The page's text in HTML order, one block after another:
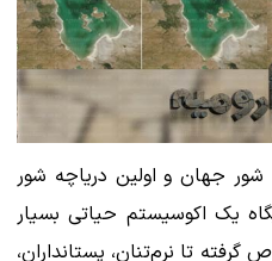
شور جهان و اولین دریاچه شور
یک اکوسیستم حیاتی بسیار
تا نرم‌تنان، پستانداران،